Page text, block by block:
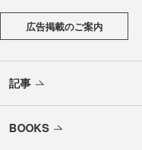
広告掲載のご案内
記事
BOOKS